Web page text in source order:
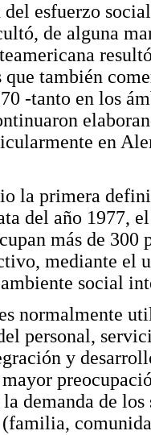
esfuerzo
de alguna
que también
-tanto en los
en
la primera
del año 1977,
más de
mediante el
social
normalmente
personal,
y
demanda de